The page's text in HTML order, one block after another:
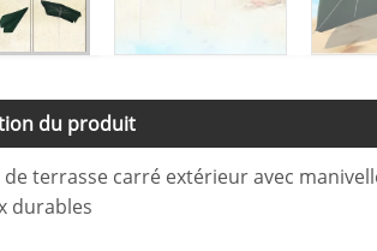
du produit
de terrasse carré extérieur avec
durables